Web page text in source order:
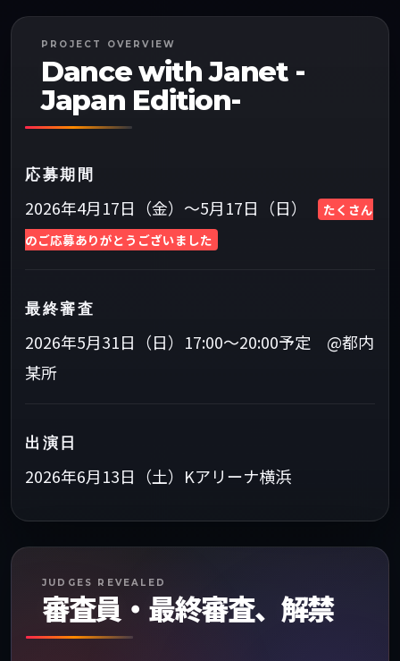
PROJECT OVERVIEW
Dance with Janet -
Japan Edition-
応募期間
2026年4月17日（金）～5月17日（日）
たくさん
のご応募ありがとうございました
最終審査
2026年5月31日（日）17:00〜20:00予定 @都内
某所
出演日
2026年6月13日（土）Kアリーナ横浜
JUDGES REVEALED
審査員・最終審査、解禁